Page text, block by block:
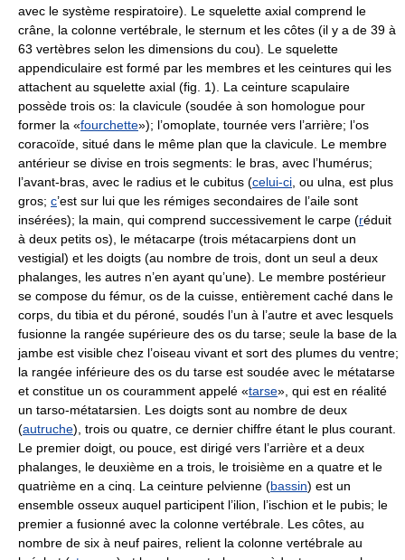
avec le système respiratoire). Le squelette axial comprend le
crâne, la colonne vertébrale, le sternum et les côtes (il y a de 39 à
63 vertèbres selon les dimensions du cou). Le squelette
appendiculaire est formé par les membres et les ceintures qui les
attachent au squelette axial (fig. 1). La ceinture scapulaire
possède trois os: la clavicule (soudée à son homologue pour
former la «fourchette»); l’omoplate, tournée vers l’arrière; l’os
coracoïde, situé dans le même plan que la clavicule. Le membre
antérieur se divise en trois segments: le bras, avec l’humérus;
l’avant-bras, avec le radius et le cubitus (celui-ci , ou ulna, est plus
gros; c’est sur lui que les rémiges secondaires de l’aile sont
insérées); la main, qui comprend successivement le carpe (réduit
à deux petits os), le métacarpe (trois métacarpiens dont un
vestigial) et les doigts (au nombre de trois, dont un seul a deux
phalanges, les autres n’en ayant qu’une). Le membre postérieur
se compose du fémur, os de la cuisse, entièrement caché dans le
corps, du tibia et du péroné, soudés l’un à l’autre et avec lesquels
fusionne la rangée supérieure des os du tarse; seule la base de la
jambe est visible chez l’oiseau vivant et sort des plumes du ventre;
la rangée inférieure des os du tarse est soudée avec le métatarse
et constitue un os couramment appelé «tarse», qui est en réalité
un tarso-métatarsien. Les doigts sont au nombre de deux
(autruche), trois ou quatre, ce dernier chiffre étant le plus courant.
Le premier doigt, ou pouce, est dirigé vers l’arrière et a deux
phalanges, le deuxième en a trois, le troisième en a quatre et le
quatrième en a cinq. La ceinture pelvienne (bassin) est un
ensemble osseux auquel participent l’ilion, l’ischion et le pubis; le
premier a fusionné avec la colonne vertébrale. Les côtes, au
nombre de six à neuf paires, relient la colonne vertébrale au